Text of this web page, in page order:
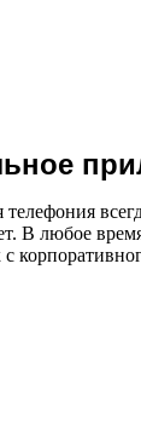
телефония
В любое
с